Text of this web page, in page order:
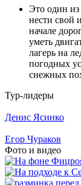
Это один
нести свой
начале
уметь
лагерь на
погодных
снежных
Тур-лидеры
Денис Ясинко
Егор Чураков
Фото и видео